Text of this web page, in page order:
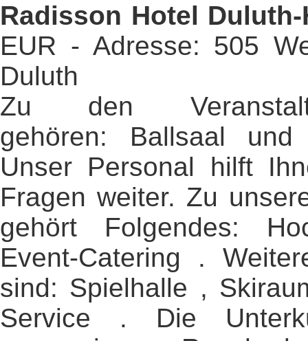
Radisson Hotel
EUR - Adresse: 505
Duluth
Zu den
gehören: Ballsaal und
Unser Personal hilft
Fragen weiter. Zu
gehört Folgendes:
Event-Catering .
sind: Spielhalle ,
Service . Die